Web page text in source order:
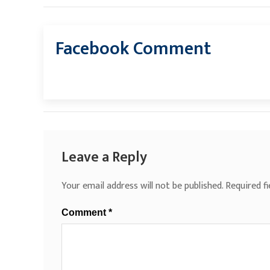
Facebook Comment
Leave a Reply
Your email address will not be published.Required
Comment *